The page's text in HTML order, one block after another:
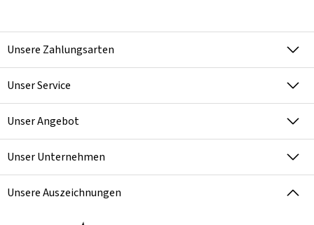
Unsere Zahlungsarten
Unser Service
Unser Angebot
Unser Unternehmen
Unsere Auszeichnungen